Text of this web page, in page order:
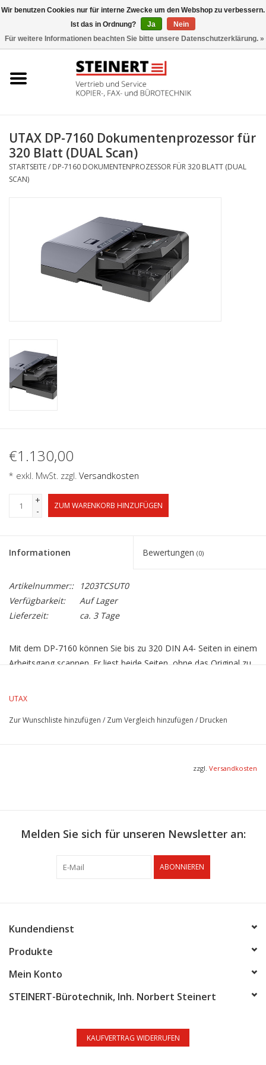
Büromaschinen- Service
Toner
UTAX DP-7160 Dokumentenprozessor für
320 Blatt (DUAL Scan)
STARTSEITE/ DP-7160 DOKUMENTENPROZESSOR FÜR 320 BLATT (DUAL
SCAN)
€1.130,00
* exkl. MwSt. zzgl. Versandkosten
+
-
ZUM WARENKORB HINZUFÜGEN
Informationen Bewertungen (0)
Artikelnummer::
1203TCSUT0
Verfügbarkeit:
Auf Lager
Lieferzeit:
ca. 3 Tage
Mit dem DP-7160 können Sie bis zu 320 DIN A4- Seiten in einem
Arbeitsgang scannen. Er liest beide Seiten, ohne das Original zu
Auflösung pro Minute scannen.
UTAX
Zur Wunschliste hinzufügen / Zum Vergleich hinzufügen / Drucken
zzgl. Versandkosten
Melden Sie sich für unseren Newsletter an:
ABONNIEREN
Kundendienst
Produkte
Mein Konto
STEINERT-Bürotechnik, Inh. Norbert Steinert
KAUFVERTRAG WIDERRUFEN
Wir benutzen Cookies nur für interne Zwecke um den Webshop zu verbessern.
Ist das in Ordnung?
Ja
Nein
Für weitere Informationen beachten Sie bitte unsere Datenschutzerklärung. »